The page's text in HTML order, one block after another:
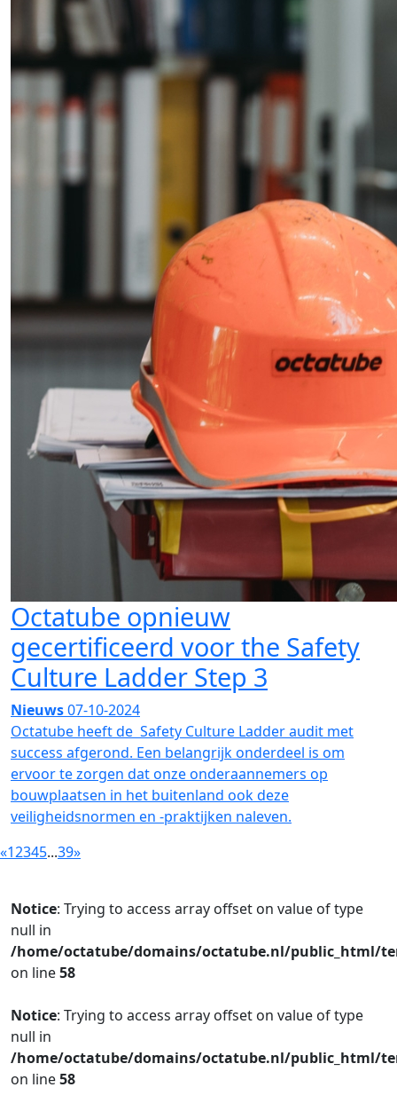
Octatube opnieuw
gecertificeerd voor the Safety
Culture Ladder Step 3
Nieuws07-10-2024
Octatube heeft de Safety Culture Ladder audit met
success afgerond. Een belangrijk onderdeel is om
ervoor te zorgen dat onze onderaannemers op
bouwplaatsen in het buitenland ook deze
veiligheidsnormen en -praktijken naleven.
«12345...39»
Notice: Trying to access array offset on value of type
null in
/home/octatube/domains/octatube.nl/public_html/
on line58
Notice: Trying to access array offset on value of type
null in
/home/octatube/domains/octatube.nl/public_html/
on line58